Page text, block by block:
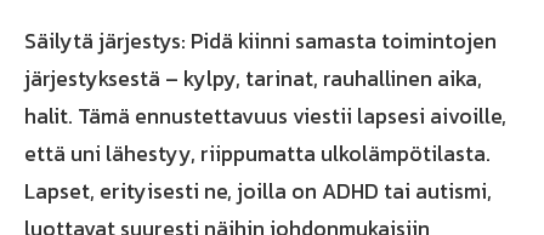
Säilytä järjestys: Pidä kiinni samasta toimintojen
järjestyksestä – kylpy, tarinat, rauhallinen aika,
halit. Tämä ennustettavuus viestii lapsesi aivoille,
että uni lähestyy, riippumatta ulkolämpötilasta.
Lapset, erityisesti ne, joilla on ADHD tai autismi,